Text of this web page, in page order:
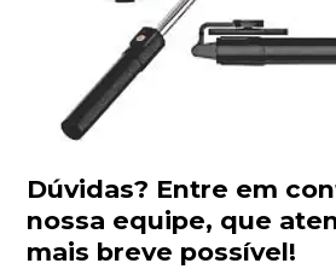
Dúvidas? Entre em
nossa equipe, que
mais breve possível!